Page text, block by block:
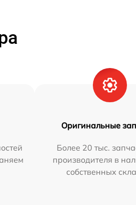
Оригинальные
Более 20 тыс.
производителя в
собственных